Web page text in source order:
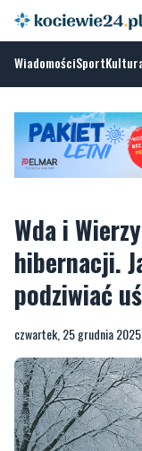
WiadomościSport
Wda i
hibernacji.
podziwiać
czwartek, 25 grudnia